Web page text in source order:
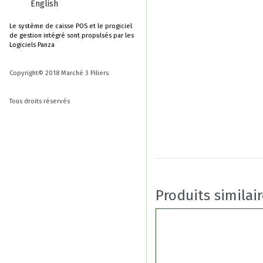
English
Le système de caisse POS et le progiciel
de gestion intégré sont propulsés par les
Logiciels Panza
Copyright© 2018 Marché 3 Piliers
Tous droits réservés
Produits